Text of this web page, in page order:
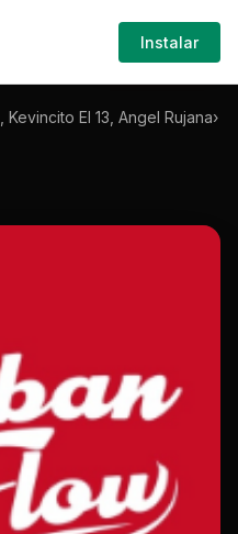
kevincito-el-13-angel-
Iniciar
Sesión
Kevincito El 13, Angel Rujana›
Instalar